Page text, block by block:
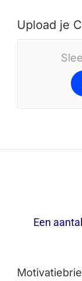
Upload je
Een